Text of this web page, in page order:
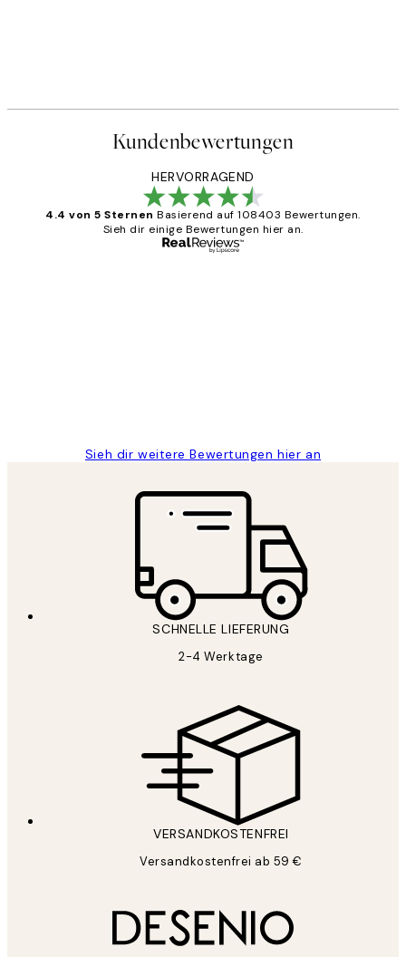
Kundenbewertungen
HERVORRAGEND
4.4 von 5 Sternen Basierend auf 108403 Bewertungen.
Sieh dir einige Bewertungen hier an.
Sieh dir weitere Bewertungen hier an
SCHNELLE LIEFERUNG
2-4 Werktage
VERSANDKOSTENFREI
Versandkostenfrei ab 59 €